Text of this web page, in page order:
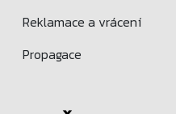
Reklamace a vrácení
Propagace